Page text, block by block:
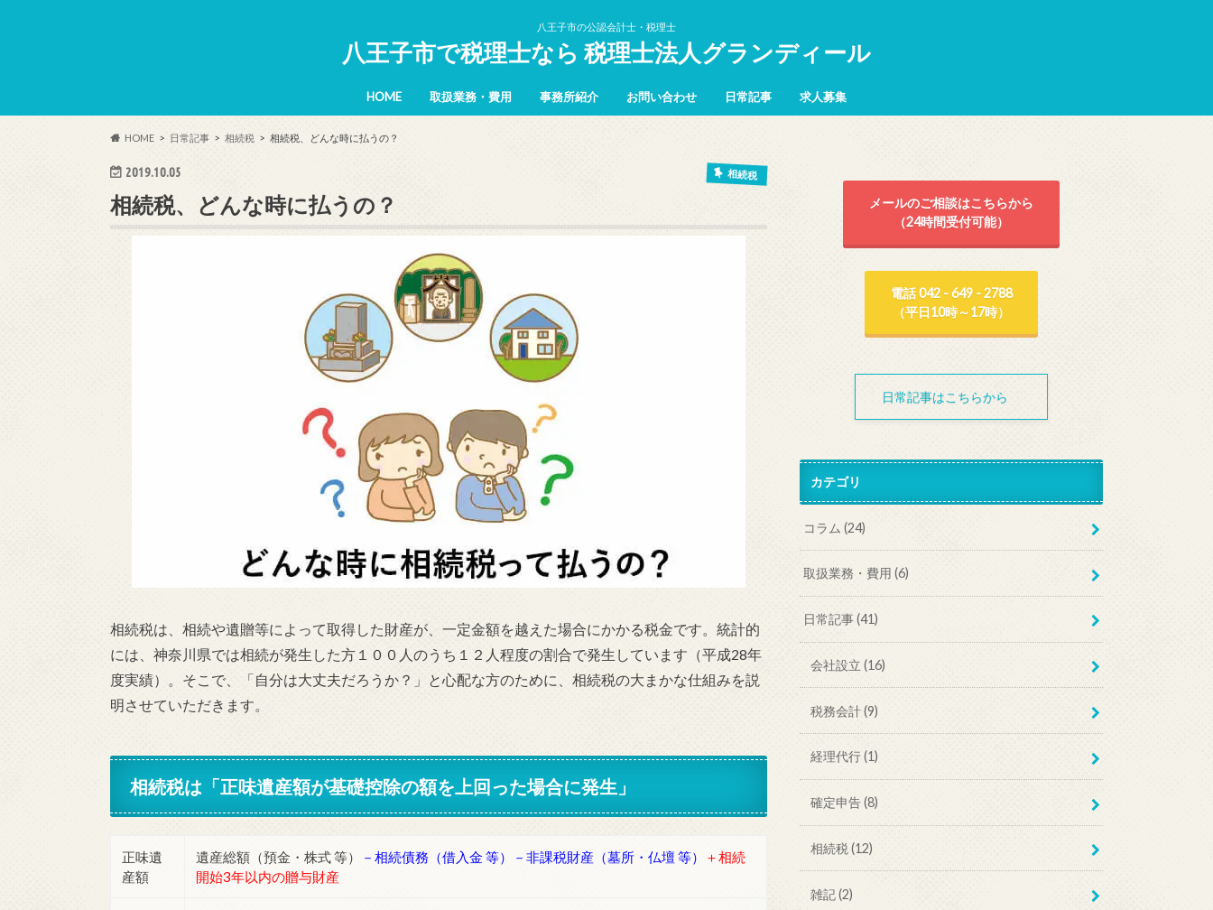
八王子市の公認会計士・税理士
八王子市で税理士なら 税理士法人グランディール
HOME 取扱業務・費用 事務所紹介 お問い合わせ 日常記事 求人募集
HOME 日常記事 相続税 相続税、どんな時に払うの？
2019.10.05 相続税
相続税、どんな時に払うの？
相続税は、 相続や遺贈等によって取得した財産が、一定金額を越えた場合にかかる税金です。統計的
には、神奈川県では相続が発生した方１００人のうち１２人程度の割合で発生しています（平成28年
度実績）。そこで、「自分は大丈夫だろうか？」と心配な方のために、相続税の大まかな仕組みを説
明させていただきます。
相続税は「正味遺産額が基礎控除の額を上回った場合に発生」
正味遺
産額
遺産総額（預金・株式 等） －相続債務（借入金 等）－非課税財産（墓所・仏壇 等）
＋相続
開始3年以内の贈与財産
メールのご相談はこちらから
（24時間受付可能）
電話 042 - 649 - 2788
（平日10時～17時）
日常記事はこちらから
カテゴリ
コラム(24)
取扱業務・費用(6)
日常記事(41)
会社設立 (16)
税務会計(9)
経理代行(1)
確定申告(8)
相続税 (12)
雑記(2)